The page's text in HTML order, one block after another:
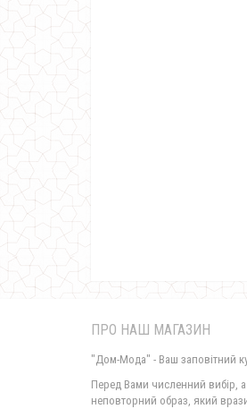
ПРО НАШ МАГАЗИН
"Дом-Мода" - Ваш заповітний
Перед Вами численний вибір,
неповторний образ, який